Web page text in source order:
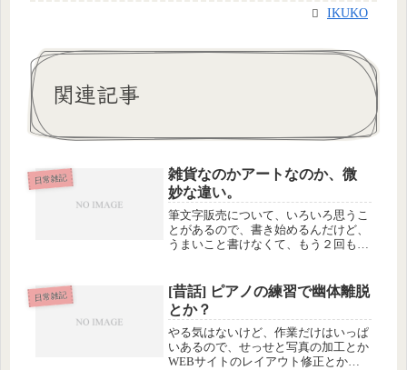
IKUKO
関連記事
日常雑記
雑貨なのかアートなのか、微
妙な違い。
筆文字販売について、いろいろ思うこ
とがあるので、書き始めるんだけど、
うまいこと書けなくて、もう２回も長
の価値って何？っていうような話。そ
れって雑貨なの？それともアートな
の？雑...
日常雑記
[昔話] ピアノの練習で幽体離脱
とか？
やる気はないけど、作業だけはいっぱ
いあるので、せっせと写真の加工とか
WEBサイトのレイアウト修正とかや